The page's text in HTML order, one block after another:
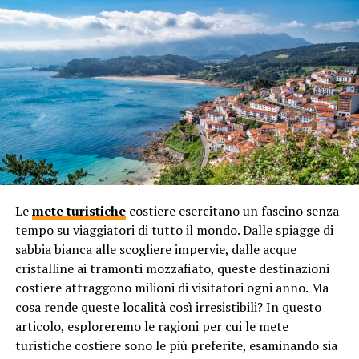
apprendimento e crescita personale. Quando
esploriamo luoghi nuovi, entriamo in contatto con modi
di vita diversi, tradizioni, e prospettive culturali che
possono sfidare le nostre convinzioni preesistenti e
ampliare i nostri orizzonti mentali. Questo processo di
apprendimento attivo stimola la nostra mente,
favorendo la creazione di ricordi duraturi. I momenti in
cui ci troviamo a scoprire qualcosa di nuovo o a superare
una sfida durante un viaggio diventano ancor più
realizzazione personale.
Condivisione di Esperienze
Un altro aspetto fondamentale dei viaggi che favorisce
la formazione di ricordi è la condivisione di esperienze
con gli altri. Quando viaggiamo con amici, familiari o
anche sconosciuti, creiamo legami significativi
Lemete turistichecostiere esercitano un fascino senza
tempo su viaggiatori di tutto il mondo. Dalle spiagge di
sabbia bianca alle scogliere impervie, dalle acque
cristalline ai tramonti mozzafiato, queste destinazioni
costiere attraggono milioni di visitatori ogni anno. Ma
cosa rende queste località così irresistibili? In questo
articolo, esploreremo le ragioni per cui le mete
turistiche costiere sono le più preferite, esaminando sia